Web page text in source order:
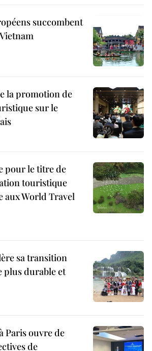
succombent
la promotion de
sur le
pour le titre de
touristique
aux World Travel
sa transition
plus durable et
Paris ouvre de
de